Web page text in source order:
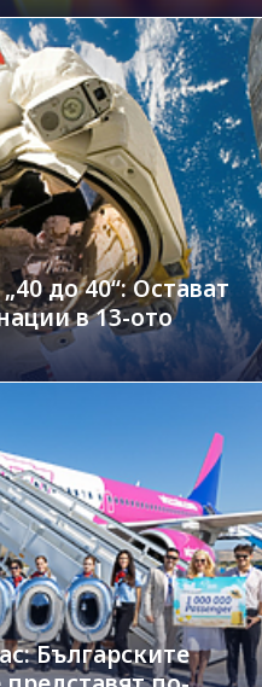
до 40“: Остават
в 13-ото
Българските